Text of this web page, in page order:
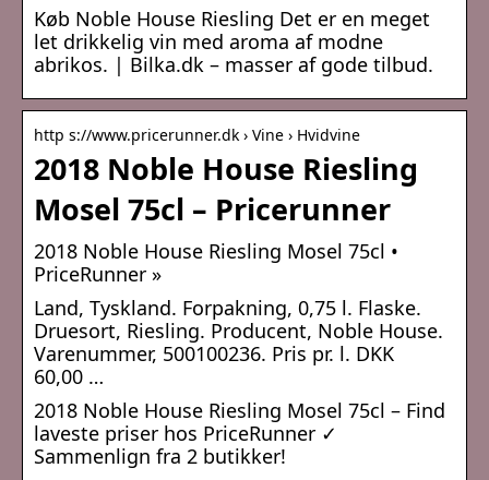
Køb Noble House Riesling Det er en meget
let drikkelig vin med aroma af modne
abrikos. | Bilka.dk – masser af gode tilbud.
http s://www.pricerunner.dk › Vine › Hvidvine
2018 Noble House Riesling
Mosel 75cl – Pricerunner
2018 Noble House Riesling Mosel 75cl •
PriceRunner »
Land, Tyskland. Forpakning, 0,75 l. Flaske.
Druesort, Riesling. Producent, Noble House.
Varenummer, 500100236. Pris pr. l. DKK
60,00 …
2018 Noble House Riesling Mosel 75cl – Find
laveste priser hos PriceRunner ✓
Sammenlign fra 2 butikker!